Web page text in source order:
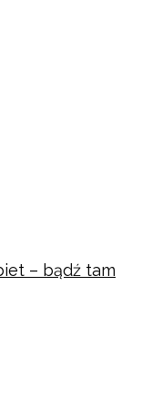
– bądź tam